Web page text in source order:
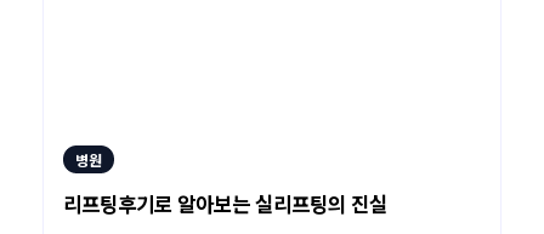
병원
리프팅후기로 알아보는 실리프팅의 진실